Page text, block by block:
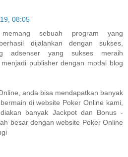
08:05
sebuah program yang
dijalankan dengan sukses,
adsenser yang sukses meraih
publisher dengan modal blog
anda bisa mendapatkan banyak
di website Poker Online kami,
banyak Jackpot dan Bonus -
besar dengan website Poker Online